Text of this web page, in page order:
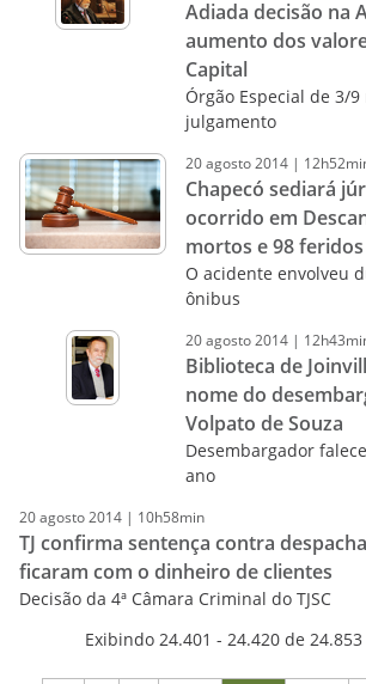
Adiada decisão na
aumento dos
Capital
Órgão Especial de 3/
julgamento
20agosto2014 |
Chapecó sediará
ocorrido em
mortos e 98 feridos
O acidente envolveu
ônibus
20agosto2014 |
Biblioteca de
nome do
Volpato de Souza
Desembargador
ano
20agosto2014 | 10h58min
TJ confirma sentença contra
ficaram com o dinheiro de clientes
Decisão da 4ª Câmara Criminal do TJSC
Exibindo 24.401 - 24.420 de